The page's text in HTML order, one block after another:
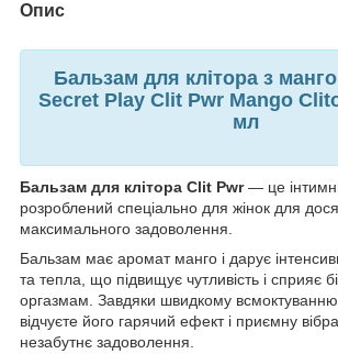
Опис
Бальзам для клітора з
Secret Play Clit Pwr Mango
мл
Бальзам для клітора Clit Pwr— це
розроблений спеціально для жінок для
максимального задоволення.
Бальзам має аромат манго і дарує
та тепла, що підвищує чутливість і сприяє
оргазмам. Завдяки швидкому всмоктуванню
відчуєте його гарячий ефект і приємну
незабутнє задоволення.